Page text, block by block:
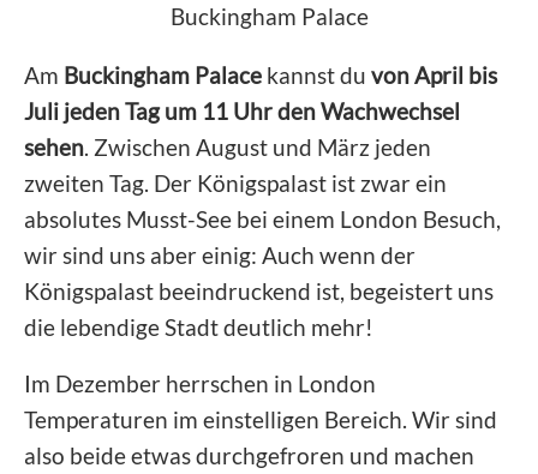
Buckingham Palace
Am Buckingham Palace kannst du von April bis
Juli jeden Tag um 11 Uhr den Wachwechsel
sehen. Zwischen August und März jeden
zweiten Tag. Der Königspalast ist zwar ein
absolutes Musst-See bei einem London Besuch,
wir sind uns aber einig: Auch wenn der
Königspalast beeindruckend ist, begeistert uns
die lebendige Stadt deutlich mehr!
Im Dezember herrschen in London
Temperaturen im einstelligen Bereich. Wir sind
also beide etwas durchgefroren und machen